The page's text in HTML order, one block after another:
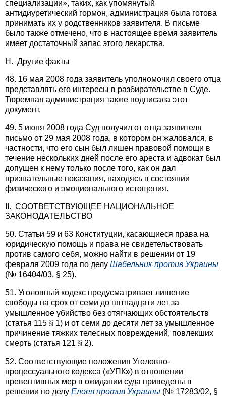
специализации», таких, как упомянутый
антидиуретический гормон, администрация была готова
принимать их у родственников заявителя. В письме
было также отмечено, что в настоящее время заявитель
имеет достаточный запас этого лекарства.
H. Другие факты
48. 16 мая 2008 года заявитель уполномочил своего отца
представлять его интересы в разбирательстве в Суде.
Тюремная администрация также подписала этот
документ.
49. 5 июня 2008 года Суд получил от отца заявителя
письмо от 29 мая 2008 года, в котором он жаловался, в
частности, что его сын был лишен правовой помощи в
течение нескольких дней после его ареста и адвокат был
допущен к нему только после того, как он дал
признательные показания, находясь в состоянии
физического и эмоционального истощения.
II. СООТВЕТСТВУЮЩЕЕ НАЦИОНАЛЬНОЕ
ЗАКОНОДАТЕЛЬСТВО
50. Статьи 59 и 63 Конституции, касающиеся права на
юридическую помощь и права не свидетельствовать
против самого себя, можно найти в решении от 19
февраля 2009 года по делу Шабельник против Украины
(№ 16404/03, § 25).
51. Уголовный кодекс предусматривает лишение
свободы на срок от семи до пятнадцати лет за
умышленное убийство без отягчающих обстоятельств
(статья 115 § 1) и от семи до десяти лет за умышленное
причинение тяжких телесных повреждений, повлекших
смерть (статья 121 § 2).
52. Соответствующие положения Уголовно-
процессуального кодекса («УПК») в отношении
превентивных мер в ожидании суда приведены в
решении по делу Елоев против Украины (№ 17283/02, §